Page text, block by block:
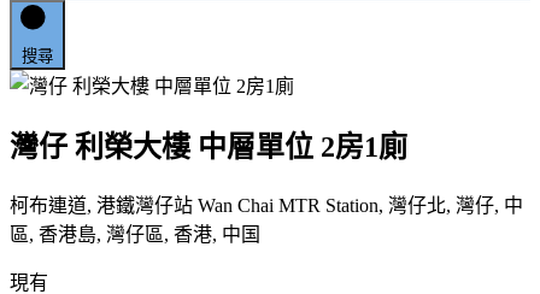
搜尋
灣仔 利榮大樓 中層單位 2房1廁
柯布連道, 港鐵灣仔站 Wan Chai MTR Station, 灣仔北, 灣仔, 中
區, 香港島, 灣仔區, 香港, 中国
現有